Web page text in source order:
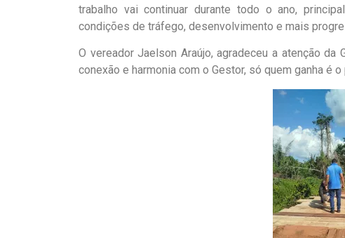
trabalho vai continuar durante todo o ano,
condições de tráfego, desenvolvimento e mais
O vereador Jaelson Araújo, agradeceu a atenção
conexão e harmonia com o Gestor, só quem ganha é o